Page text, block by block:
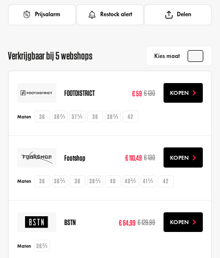
Prijsalarm Restock alert Delen
Verkrijgbaar bij 5 webshops Kies maat
FOOTDISTRICT € 59 € 130 KOPEN
Maten 36 36⅔ 37⅓ 38 38⅔ 42
Footshop € 110,49 € 130 KOPEN
Maten 36 36⅔ 38 38⅔ 40 40⅔ 41⅓ 42
BSTN € 64,99 € 129,99 KOPEN
Maten 36⅔